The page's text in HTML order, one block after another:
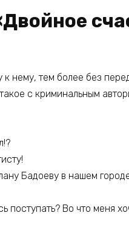
нему, тем более без
с криминальным
Бадоеву в нашем
Во что меня